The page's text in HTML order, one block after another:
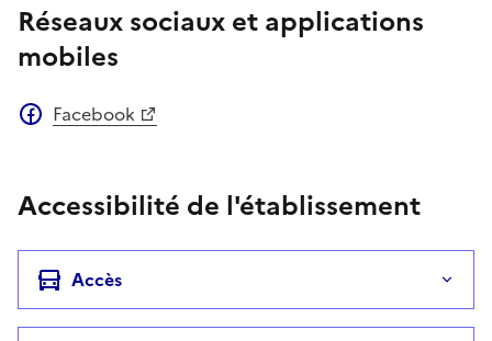
Réseaux sociaux et applications
mobiles
Facebook
Accessibilité de l'établissement
Accès